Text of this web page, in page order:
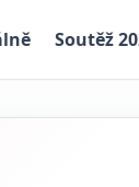
Soutěž